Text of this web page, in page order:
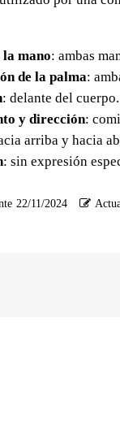
mano: ambas
de la palma:
: delante del cuerpo.
y dirección:
arriba y hacia
: sin expresión
22/11/2024